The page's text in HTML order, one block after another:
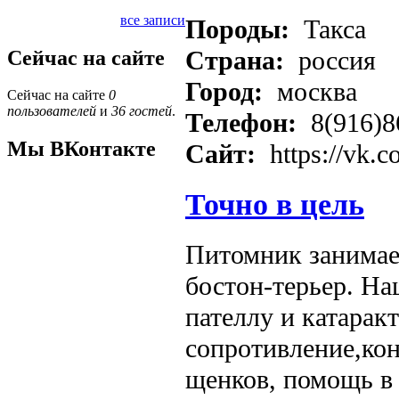
все записи
Сейчас на сайте
Сейчас на сайте 0
пользователей и 36 гостей.
Мы ВКонтакте
Породы: Такса
Страна: россия
Город: москва
Телефон:
Сайт: https://
Точно в цель
Питомник
бостон-терьер.
пателлу и
щенков, помощь в